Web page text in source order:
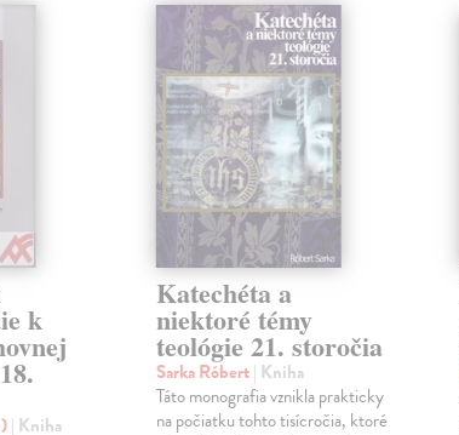
k
| Kniha
Katechéta a
niektoré témy
teológie 21. storočia
Sarka Róbert| Kniha
Táto monografia vznikla prakticky
na počiatku tohto tisícročia, ktoré